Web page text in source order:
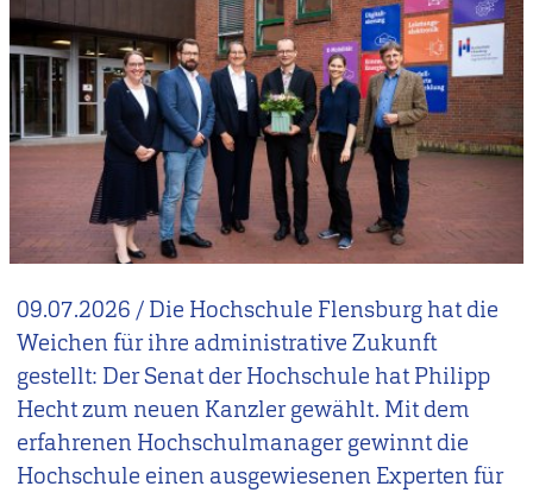
09.07.2026 /Die Hochschule Flensburg hat die
Weichen für ihre administrative Zukunft
gestellt: Der Senat der Hochschule hat Philipp
Hecht zum neuen Kanzler gewählt. Mit dem
erfahrenen Hochschulmanager gewinnt die
Hochschule einen ausgewiesenen Experten für